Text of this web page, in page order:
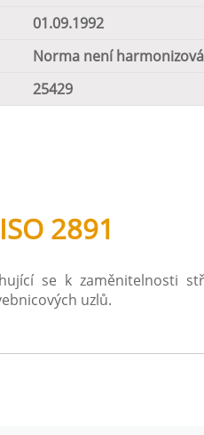
01.09.1992
Norma není
25429
2891
se k zaměnitelnosti
uzlů.